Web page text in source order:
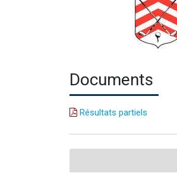
Documents
Résultats partiels